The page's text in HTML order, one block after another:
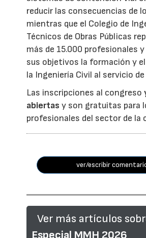
reducir las consecuencias de
mientras que el Colegio de
Técnicos de Obras Públicas
más de 15.000 profesionales
sus objetivos la formación y
la Ingeniería Civil al servicio
Las inscripciones al congreso
abiertas y son gratuitas para
profesionales del sector de la
ver/escribir
Ver más artículos
Especial MMH 2026